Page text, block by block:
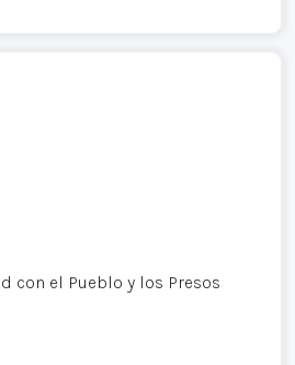
con el Pueblo y los Presos